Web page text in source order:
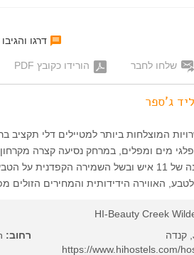
דרגו
שלחו לחבר הורידו כקובץ PDF
ג'ספר
המוצלחות ביותר למטיילים דלי תקציב
מים ומפלים, במרחק נסיעה קצרה מקרחון
היא באולמות שינה של 11 איש ובשל השמירה
האווירה הידידותית והמחירים הזולים
HI-Beauty Creek
רחוב:
https://www.hihostels.com/